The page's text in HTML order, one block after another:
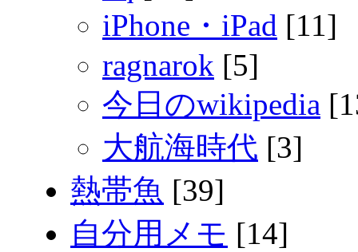
iPhone・iPad [11]
ragnarok [5]
今日のwikipedia
大航海時代 [3]
熱帯魚 [39]
自分用メモ [14]